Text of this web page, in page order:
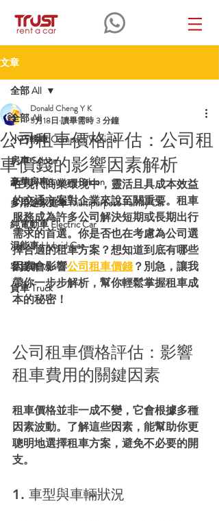
文章
全部 All
小巧轎車 Compact Vehicle
房車 Saloon
豪華房車 Luxury Saloon
多用途家庭車 Multipurpose Family Car
純電動車 Electric Car
混能車 Hybrid Car
客貨車 Van
貨車 Truck
全部 All
公司租車價格評估：公司租
車價錢的影響因素解析
Donald Cheng Y K
5月18日 讀畢需時 3 分鐘
在現代商業環境中，靈活且具成本效益
的交通方案對企業來說至關重要。租車
服務成為許多公司解決短期或長期出行
需求的首選。你是否也在考慮為公司選
擇合適的租車方案？想知道到底有哪些
因素會影響公司租車價錢？別急，讓我
帶你一步步解析，幫你輕鬆掌握租車成
本的秘密！
公司租車價格評估：影響
租車費用的關鍵因素
租車價格並非一成不變，它會根據多種
因素波動。了解這些因素，能幫助你更
聰明地選擇租車方案，避免不必要的開
支。
1. 車型與車輛狀況